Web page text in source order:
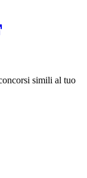
simili al tuo